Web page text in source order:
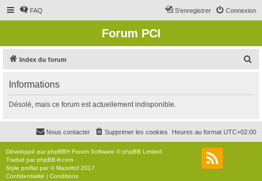
FAQ Connexion
S’enregistrer
Forum PCI
Index du forum
r
c
Informations
Désolé, mais ce forum est actuellement indisponible.
Heures au format UTC+02:00
Supprimer les cookies
Nous contacter
Développé parphpBB® Forum Software © phpBB Limited
Traduit parphpBB-fr.com
Style proflat par ©Mazeltof 2017
Confidentialité | Conditions